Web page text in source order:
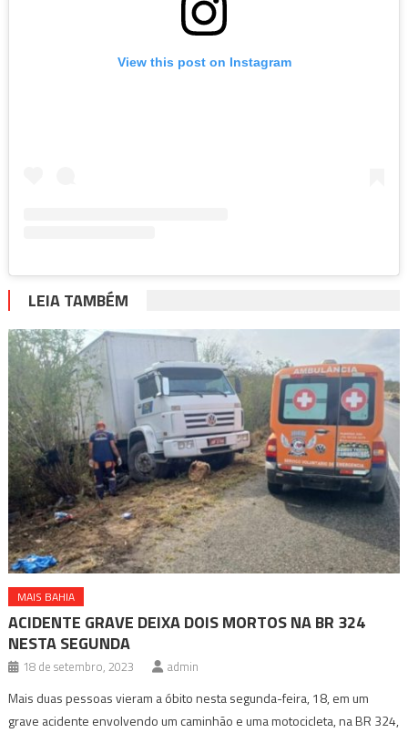
View this post on Instagram
LEIA TAMBÉM
MAIS BAHIA
ACIDENTE GRAVE DEIXA DOIS MORTOS NA BR 324
NESTA SEGUNDA
18 de setembro, 2023 admin
Mais duas pessoas vieram a óbito nesta segunda-feira, 18, em um
grave acidente envolvendo um caminhão e uma motocicleta, na BR 324,